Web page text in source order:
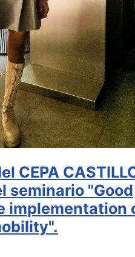
CEPA
seminario "Good
implementation